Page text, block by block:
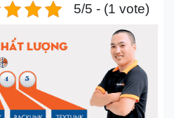
5/5 - (1 vote)